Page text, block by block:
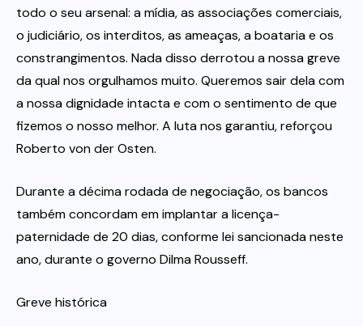
todo o seu arsenal: a mídia, as associações comerciais,
o judiciário, os interditos, as ameaças, a boataria e os
constrangimentos. Nada disso derrotou a nossa greve
da qual nos orgulhamos muito. Queremos sair dela com
a nossa dignidade intacta e com o sentimento de que
fizemos o nosso melhor. A luta nos garantiu, reforçou
Roberto von der Osten.
Durante a décima rodada de negociação, os bancos
também concordam em implantar a licença-
paternidade de 20 dias, conforme lei sancionada neste
ano, durante o governo Dilma Rousseff.
Greve histórica